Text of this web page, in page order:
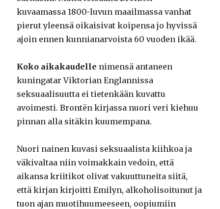
kuvaamassa 1800-luvun maailmassa vanhat
pierut yleensä oikaisivat koipensa jo hyvissä
ajoin ennen kunnianarvoista 60 vuoden ikää.
Koko aikakaudelle nimensä antaneen
kuningatar Viktorian Englannissa
seksuaalisuutta ei tietenkään kuvattu
avoimesti. Brontën kirjassa nuori veri kiehuu
pinnan alla sitäkin kuumempana.
Nuori nainen kuvasi seksuaalista kiihkoa ja
väkivaltaa niin voimakkain vedoin, että
aikansa kriitikot olivat vakuuttuneita siitä,
että kirjan kirjoitti Emilyn, alkoholisoitunut ja
tuon ajan muotihuumeeseen, oopiumiin